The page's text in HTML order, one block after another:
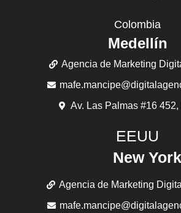
Colombia
Medellín
Agencia de Marketing
Av. Las Palmas #16
EEUU
New York
Agencia de Marketing